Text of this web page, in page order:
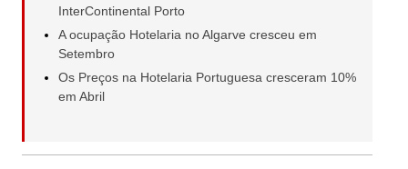
InterContinental Porto
A ocupação Hotelaria no Algarve cresceu em
Setembro
Os Preços na Hotelaria Portuguesa cresceram 10%
em Abril